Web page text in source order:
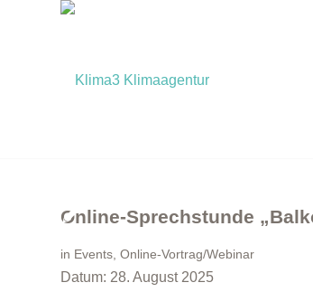
Online-Sprechstunde
in Events Online-Vortrag/Webinar
Datum: 28. August 2025